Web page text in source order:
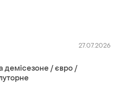
27.07.2026
демісезоне / євро /